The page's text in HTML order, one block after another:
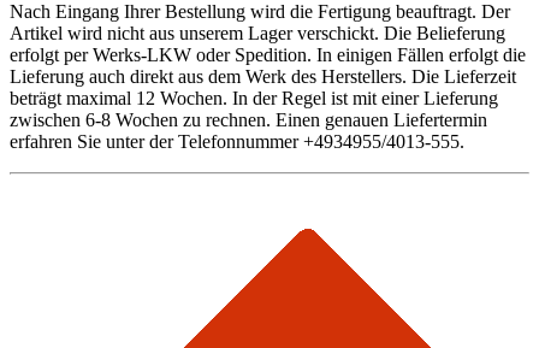
Nach Eingang Ihrer Bestellung wird die Fertigung beauftragt. Der
Artikel wird nicht aus unserem Lager verschickt. Die Belieferung
erfolgt per Werks-LKW oder Spedition. In einigen Fällen erfolgt die
Lieferung auch direkt aus dem Werk des Herstellers. Die Lieferzeit
beträgt maximal 12 Wochen. In der Regel ist mit einer Lieferung
zwischen 6-8 Wochen zu rechnen. Einen genauen Liefertermin
erfahren Sie unter der Telefonnummer +4934955/4013-555.